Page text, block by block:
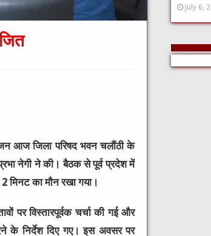
आज जिला परिषद भवन चलौंठी के
नेगी ने की। बैठक से पूर्व प्रदेश में
मिनट का मौन रखा गया।
पर विस्तारपूर्वक चर्चा की गई और
के निर्देश दिए गए। इस अवसर पर
July 6,